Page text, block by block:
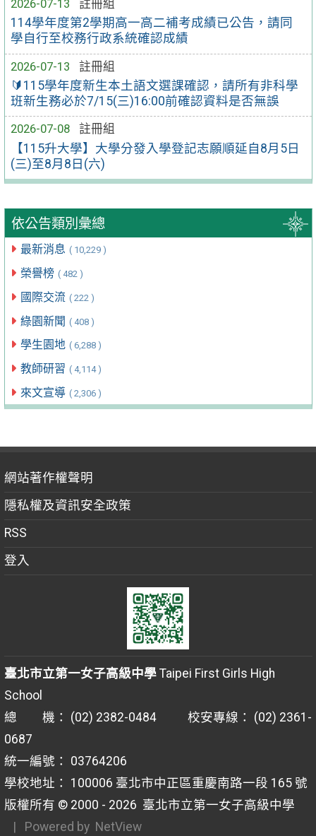
2026-07-13
註冊組
114學年度第2學期高一高二補考成績已公告，請同
學自行至校務行政系統確認成績
2026-07-13
註冊組
🔰115學年度新生本土語文選課確認，請所有非科學
班新生務必於7/15(三)16:00前確認資料是否無誤
2026-07-08
註冊組
【115升大學】大學分發入學登記志願順延自8月5日
(三)至8月8日(六)
依公告類別彙總
最新消息 ( 10,229 )
榮譽榜 ( 482 )
國際交流 ( 222 )
綠園新聞 ( 408 )
學生園地 ( 6,288 )
教師研習 ( 4,114 )
來文宣導 ( 2,306 )
網站著作權聲明
隱私權及資訊安全政策
RSS
登入
臺北市立第一女子高級中學Taipei First Girls High
School
總 機： (02) 2382-0484 校安專線： (02) 2361-
0687
統一編號： 03764206
學校地址： 100006 臺北市中正區重慶南路一段 165 號
版權所有 © 2000 - 2026 臺北市立第一女子高級中學
| Powered by NetView